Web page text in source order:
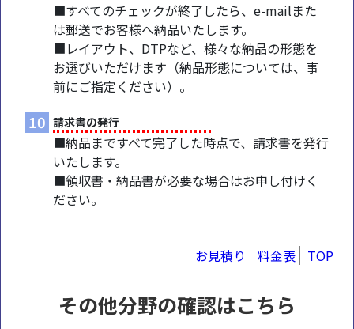
■すべてのチェックが終了したら、e-mailまた
は郵送でお客様へ納品いたします。
■レイアウト、DTPなど、様々な納品の形態を
お選びいただけます（納品形態については、事
前にご指定ください）。
10 請求書の発行
■納品まですべて完了した時点で、請求書を発行
いたします。
■領収書・納品書が必要な場合はお申し付けく
ださい。
お見積り 料金表 TOP
その他分野の確認はこちら